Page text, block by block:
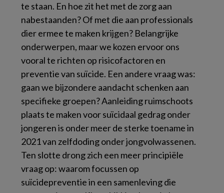
te staan. En hoe zit het met de zorg aan
nabestaanden? Of met die aan professionals
dier ermee te maken krijgen? Belangrijke
onderwerpen, maar we kozen ervoor ons
vooral te richten op risicofactoren en
preventie van suïcide. Een andere vraag was:
gaan we bijzondere aandacht schenken aan
specifieke groepen? Aanleiding ruimschoots
plaats te maken voor suïcidaal gedrag onder
jongeren is onder meer de sterke toename in
2021 van zelfdoding onder jongvolwassenen.
Ten slotte drong zich een meer principiële
vraag op: waarom focussen op
suïcidepreventie in een samenleving die